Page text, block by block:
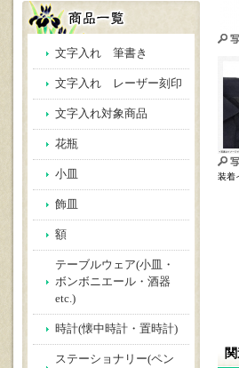
文字入れ 筆書き
文字入れ レーザー刻印
文字入れ対象商品
花瓶
小皿
飾皿
額
テーブルウェア(小皿・
ボンボニエール・酒器
etc.)
時計(懐中時計・置時計)
ステーショナリー(ペン
装着